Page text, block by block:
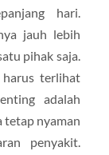
hari.
jauh lebih
pihak saja.
harus terlihat
adalah
tetap nyaman
penyakit.